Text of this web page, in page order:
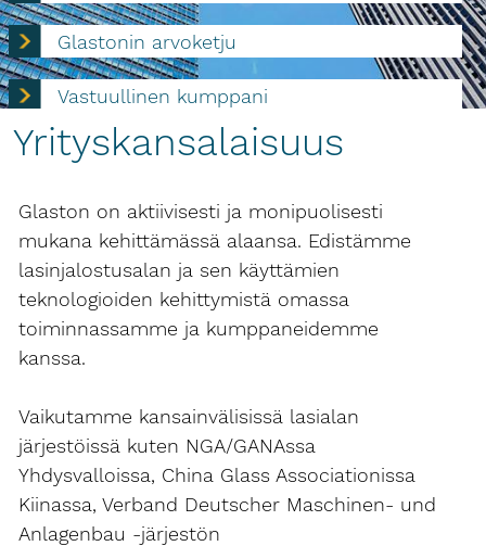
Glastonin arvoketju
Vastuullinen kumppani
Yrityskansalaisuus
Yrityskansalaisuus
Glaston on aktiivisesti ja monipuolisesti
mukana kehittämässä alaansa. Edistämme
lasinjalostusalan ja sen käyttämien
teknologioiden kehittymistä omassa
toiminnassamme ja kumppaneidemme
kanssa.
Vaikutamme kansainvälisissä lasialan
järjestöissä kuten NGA/GANAssa
Yhdysvalloissa, China Glass Associationissa
Kiinassa, Verband Deutscher Maschinen- und
Anlagenbau -järjestön